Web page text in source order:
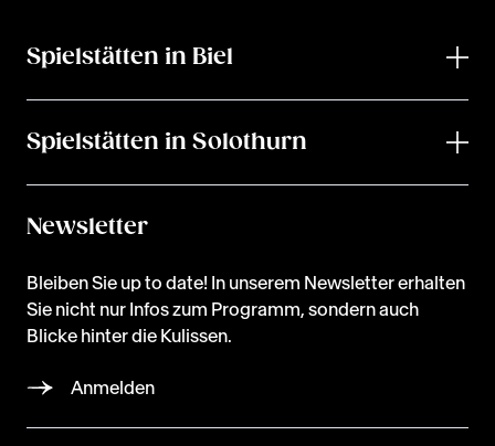
Spielstätten in Biel
Spielstätten in Solothurn
Newsletter
Bleiben Sie up to date! In unserem Newsletter erhalten
Sie nicht nur Infos zum Programm, sondern auch
Blicke hinter die Kulissen.
Anmelden